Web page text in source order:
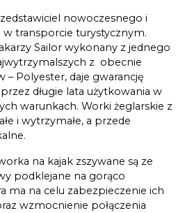
nowoczesnego i
transporcie turystycznym.
Sailor wykonany z jednego
z obecnie
– Polyester, daje gwarancję
długie lata użytkowania w
warunkach. Worki żeglarskie z
i wytrzymałe, a przede
na kajak zszywane są ze
podklejane na gorąco
ma na celu zabezpieczenie ich
wzmocnienie połączenia